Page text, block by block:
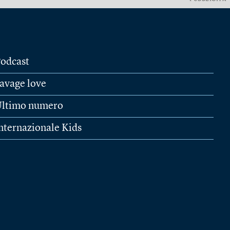
love
numero
Kids